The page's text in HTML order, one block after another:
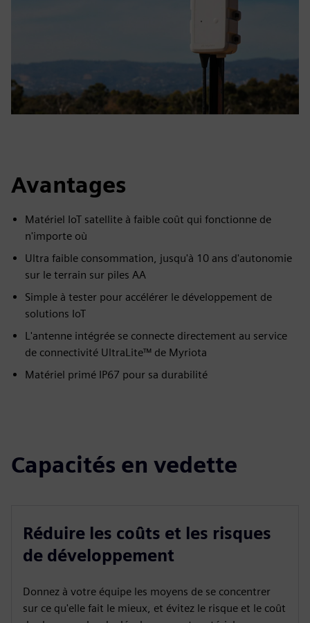
Avantages
Matériel IoT satellite à faible coût qui fonctionne de
n'importe où
Ultra faible consommation, jusqu'à 10 ans d'autonomie
sur le terrain sur piles AA
Simple à tester pour accélérer le développement de
solutions IoT
L'antenne intégrée se connecte directement au service
de connectivité UltraLite™ de Myriota
Matériel primé IP67 pour sa durabilité
Capacités en vedette
Réduire les coûts et les risques
de développement
Donnez à votre équipe les moyens de se concentrer
sur ce qu'elle fait le mieux, et évitez le risque et le coût